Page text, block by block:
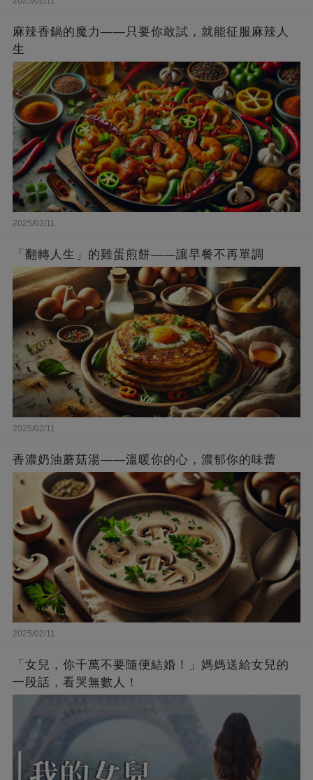
麻辣香鍋的魔力——只要你敢試，就能征服麻辣人
生
2025/02/11
「翻轉人生」的雞蛋煎餅——讓早餐不再單調
2025/02/11
香濃奶油蘑菇湯——溫暖你的心，濃郁你的味蕾
2025/02/11
「女兒，你千萬不要隨便結婚！」媽媽送給女兒的
一段話，看哭無數人！